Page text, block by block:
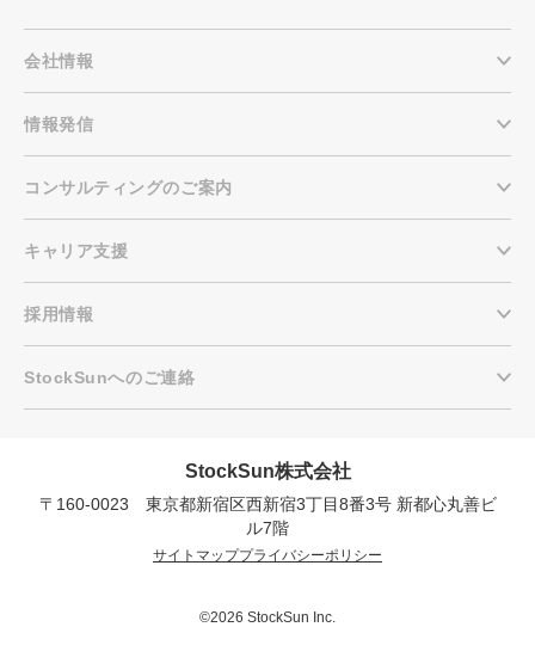
プロに無料相談をする
会社概要資料をダウンロー
ドする
会社情報
情報発信
コンサルティングのご案内
キャリア支援
採用情報
StockSunへのご連絡
StockSun株式会社
〒160-0023 東京都新宿区西新宿3丁目8番3号 新都心丸善ビ
ル7階
サイトマッププライバシーポリシー
©2026 StockSun Inc.